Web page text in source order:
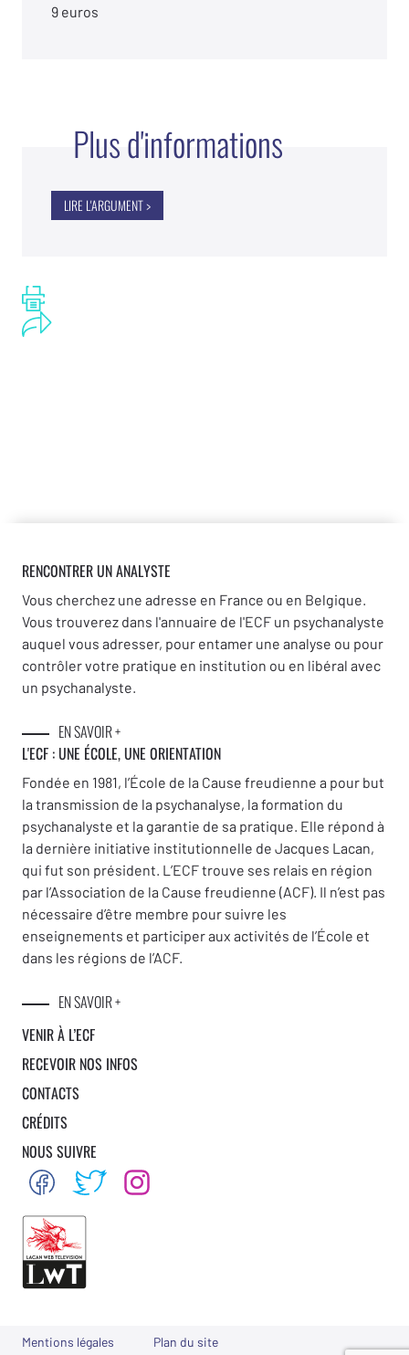
9 euros
Plus d'informations
LIRE L'ARGUMENT >
RENCONTRER UN ANALYSTE
Vous cherchez une adresse en France ou en Belgique.
Vous trouverez dans l'annuaire de l'ECF un psychanalyste
auquel vous adresser, pour entamer une analyse ou pour
contrôler votre pratique en institution ou en libéral avec
un psychanalyste.
EN SAVOIR +
L'ECF : UNE ÉCOLE, UNE ORIENTATION
Fondée en 1981, l’École de la Cause freudienne a pour but
la transmission de la psychanalyse, la formation du
psychanalyste et la garantie de sa pratique. Elle répond à
la dernière initiative institutionnelle de Jacques Lacan,
qui fut son président. L’ECF trouve ses relais en région
par l’Association de la Cause freudienne (ACF). Il n’est pas
nécessaire d’être membre pour suivre les
enseignements et participer aux activités de l’École et
dans les régions de l’ACF.
EN SAVOIR +
VENIR À L’ECF
RECEVOIR NOS INFOS
CONTACTS
CRÉDITS
NOUS SUIVRE
Mentions légales Plan du site